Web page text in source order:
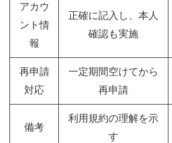
アカウ
ント情
報
正確に記入し、本人
確認も実施
再申請
対応
一定期間空けてから
再申請
備考
利用規約の理解を示
す